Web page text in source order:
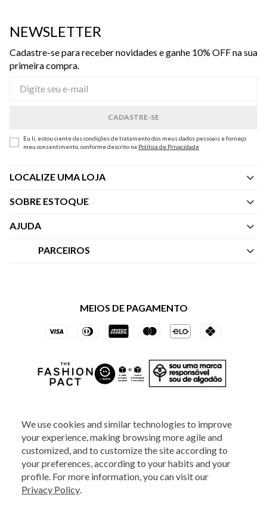
We use cookies and similar technologies to improve
your experience, making browsing more agile and
customized, and to customize the site according to
your preferences, according to your habits and your
profile. For more information, you can visit our
Privacy Policy.
NEWSLETTER
Cadastre-se para receber novidades e ganhe 10% OFF na sua
primeira compra.
Eu li, estou ciente das condições de tratamento dos meus dados pessoais e forneço
meu consentimento, conforme descrito na Política de Privacidade
LOCALIZE UMA LOJA
SOBRE ESTOQUE
Quem Somos
AJUDA
Central de Atendimento
Trocas e Devoluções
PARCEIROS
Vai de Visa
Azul Fidelidade
MEIOS DE PAGAMENTO
2025 - Veste S.A Estilo. Todos os direitos reservados - A loja Estoque reserva-
se no direito de corrigir ou alterar informações como: preços, promoções e